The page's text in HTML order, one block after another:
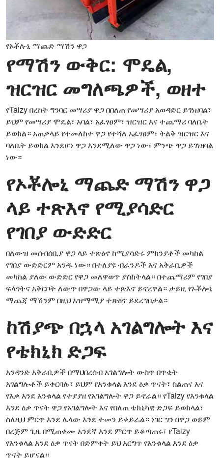
የኦቾሎኒ ማጨድ ማሽን ዋጋ
የማሽን ውቅር: ሞዴል,
ዝርዝር መግለጫዎች, ወዘተ
የTaizy በረከት ግንባር መሣሪያ ዋጋ በበለጠ የመሣሪያ አወዳድር ይገነዘባል፣
ይህም የመሣሪያ ሞዴል፣ አባል፣ አፈፃፀም፣ ዝርዝር እና ተጨማሪ ባለቤት
ይወክል። አጠቃላይ የተመለከተ ዋጋ የተሻለ አፈፃፀም፣ ትልቅ ዝርዝር እና
ባለቤት ይወክል እንደሆነ ዋጋ እንደሚለው ዋጋ ነው፣ ምንጭ ዋጋ ይገነዘባል
ነው።
የኦቾሎኒ ማጨድ ማሽን ዋጋ
ላይ ተጽእኖ የሚያሳድር
የገበያ ውድድር
በለውዝ መሰብሰቢያ ዋጋ ላይ ተጽዕኖ ከሚያሳድሩ ምክንያቶች መካከል
የገበያ ውድድርም አንዱ ነው። በተለያዩ ብራንዶች እና አቅራቢዎች
መካከል ያለው ውድድር የዋጋ መለዋወጥ ያስከትላል። በተጨማሪም የገበያ
ፍላጎትና አቅርቦት ለውጥ በዋጋው ላይ ተጽእኖ ይኖረዋል። ታይዚ የኦቾሎኒ
ማጨጃ ማሽንም በዚህ አዝማሚያ ተጽዕኖ ይደረግበታል።
ከሽያጭ በኋላ አገልግሎት እና
የቴክኒክ ድጋፍ
አንዳንድ አቅራቢዎች በማህበረሰብ አገልግሎት ውስጥ በጥቂት
አገልግሎቶች ይቀርባሉ፣ ይህም የእንቁላል እንደ ዕቃ ጥናት፣ ስልጠና እና
የእቃ እንደ እንቁላል የተያያዘ የአገልግሎት ዋጋ ይኖራል። የTaizy የእንቁላል
እንደ ዕቃ ጥናት ዋጋ የአገልግሎት እና የበለጠ ቴክኒካዊ ድጋፍ ይወክላል፣
ስለዚህ ምርጥ እንደ ሌላው እንደ ተመን ይቀይራል። ነገር ግን በዋጋ ወይም
በረጅም ጊዜ በሚጠቀሙ አንደኛ እንደ ምርጥ ይቆጣጠሩ፣ የTaizy
የእንቁላል እንደ ዕቃ ጥናት በድምቀት ይህ እርግጥ የእንቁላል እንደ ዕቃ
ጥናት ይሆናል።